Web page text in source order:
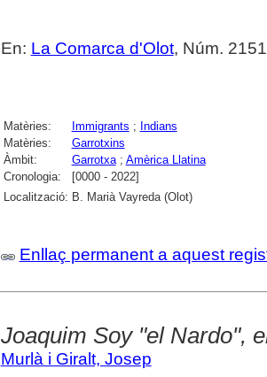
En: La Comarca d'Olot, Núm.
Matèries: Immigrants ; Indians
Matèries:
Garrotxins
Àmbit:
Garrotxa; Amèrica Llatina
Cronologia:
[0000 - 2022]
Localització: B. Marià Vayreda (Olot)
Enllaç permanent a aquest
Joaquim Soy "el Nardo",
Murlà i Giralt, Josep